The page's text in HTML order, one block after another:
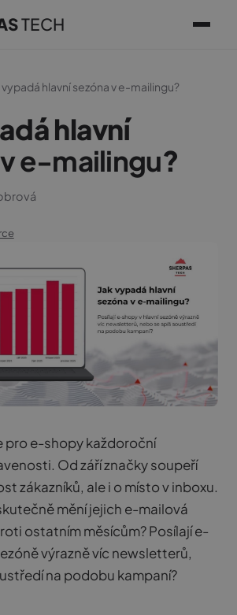
TECH
vypadá hlavní sezóna v e-mailingu?
hlavní
v e-mailingu?
pro e-shopy každoroční
Od září značky soupeří
zákazníků, ale i o místo v inboxu.
mění jejich e-mailová
ostatním měsícům? Posílají e-
výrazně víc newsletterů,
na podobu kampaní?